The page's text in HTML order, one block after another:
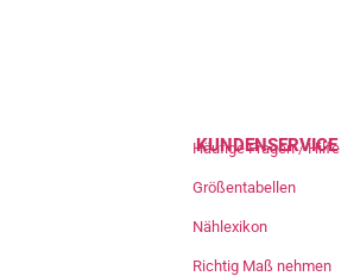
KUNDENSERVICE
Häufige Fragen / Hilfe
Größentabellen
Nählexikon
Richtig Maß nehmen